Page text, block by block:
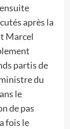
après la
Marcel
partis de
du
le
de pas
fois le